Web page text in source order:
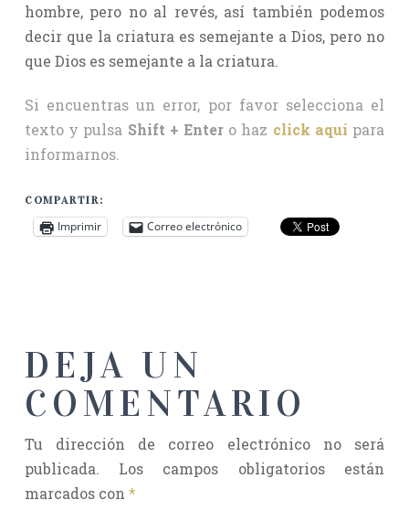
hombre, pero no al revés, así también podemos
decir que la criatura es semejante a Dios, pero no
que Dios es semejante a la criatura.
Si encuentras un error, por favor selecciona el
texto y pulsa Shift + Enter o haz click aquí para
informarnos.
COMPARTIR:
Imprimir Correo electrónico
DEJA UN
COMENTARIO
Tu dirección de correo electrónico no será
publicada.
Los campos obligatorios están
marcados con *